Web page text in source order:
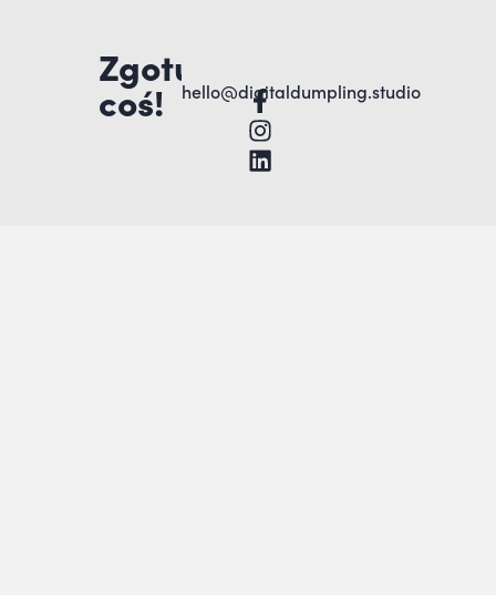
Zgotujmy
coś! hello@digitaldumpling.studio